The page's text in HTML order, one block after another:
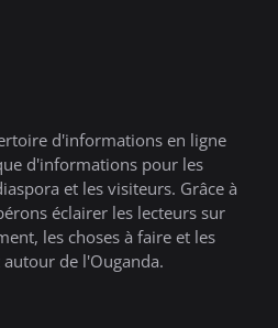
d'informations en ligne
d'informations pour les
et les visiteurs. Grâce à
éclairer les lecteurs sur
les choses à faire et les
de l'Ouganda.